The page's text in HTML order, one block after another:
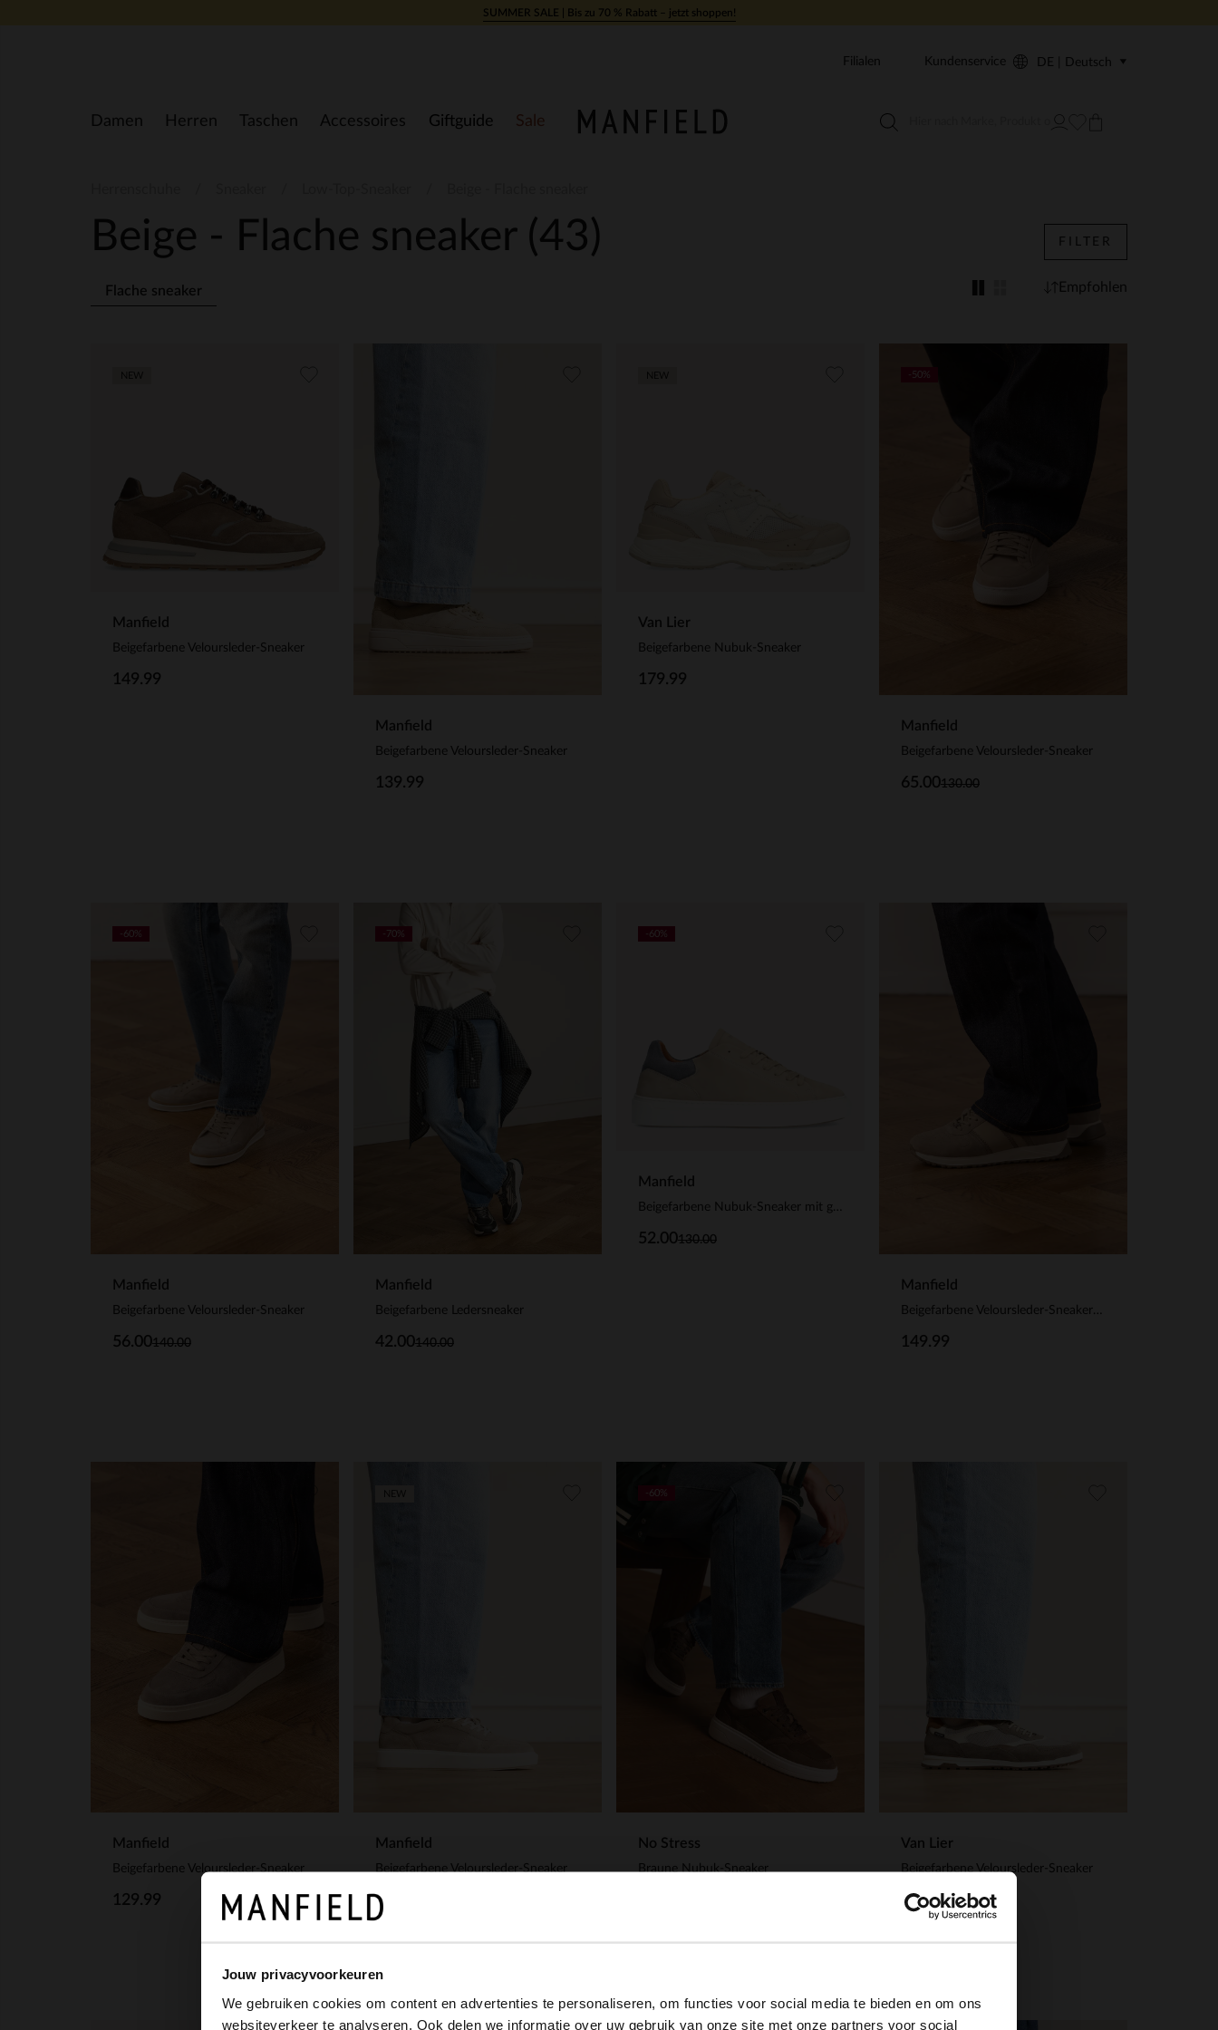
Jouw privacyvoorkeuren
We gebruiken cookies om content en advertenties te personaliseren, om functies voor social media te bieden en om ons
websiteverkeer te analyseren. Ook delen we informatie over uw gebruik van onze site met onze partners voor social
SUMMER SALE | Bis zu 70 % Rabatt – jetzt shoppen!
Damen Herren Taschen Accessoires Giftguide Sale
Filialen Kundenservice DE | Deutsch
Beige - Flache sneaker (43)
Flache sneaker
FILTER
Empfohlen
Manfield
Beigefarbene Veloursleder-Sneaker
149.99
Manfield
Beigefarbene Veloursleder-Sneaker
139.99
Van Lier
Beigefarbene Nubuk-Sneaker
179.99
Manfield
Beigefarbene Veloursleder-Sneaker
130.00
65.00
-50%
Manfield
Beigefarbene Veloursleder-Sneaker
140.00
56.00
-60%
Manfield
Beigefarbene Ledersneaker
140.00
42.00
-70%
Manfield
130.00
52.00
-60%
Manfield
149.99
Manfield
Beigefarbene Veloursleder-Sneaker
129.99
Manfield
Beigefarbene Veloursleder-Sneaker
139.99
No Stress
Braune Nubuk-Sneaker
-60%
Van Lier
Beigefarbene Veloursleder-Sneaker
189.99
×
It looks like your language isn't Dutch. Would you like to